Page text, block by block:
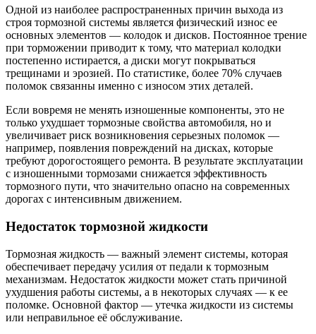
Одной из наиболее распространенных причин выхода из
строя тормозной системы является физический износ ее
основных элементов — колодок и дисков. Постоянное трение
при торможении приводит к тому, что материал колодки
постепенно истирается, а диски могут покрываться
трещинами и эрозией. По статистике, более 70% случаев
поломок связанны именно с износом этих деталей.
Если вовремя не менять изношенные компоненты, это не
только ухудшает тормозные свойства автомобиля, но и
увеличивает риск возникновения серьезных поломок —
например, появления повреждений на дисках, которые
требуют дорогостоящего ремонта. В результате эксплуатации
с изношенными тормозами снижается эффективность
тормозного пути, что значительно опасно на современных
дорогах с интенсивным движением.
Недостаток тормозной жидкости
Тормозная жидкость — важный элемент системы, которая
обеспечивает передачу усилия от педали к тормозным
механизмам. Недостаток жидкости может стать причиной
ухудшения работы системы, а в некоторых случаях — к ее
поломке. Основной фактор — утечка жидкости из системы
или неправильное её обслуживание.